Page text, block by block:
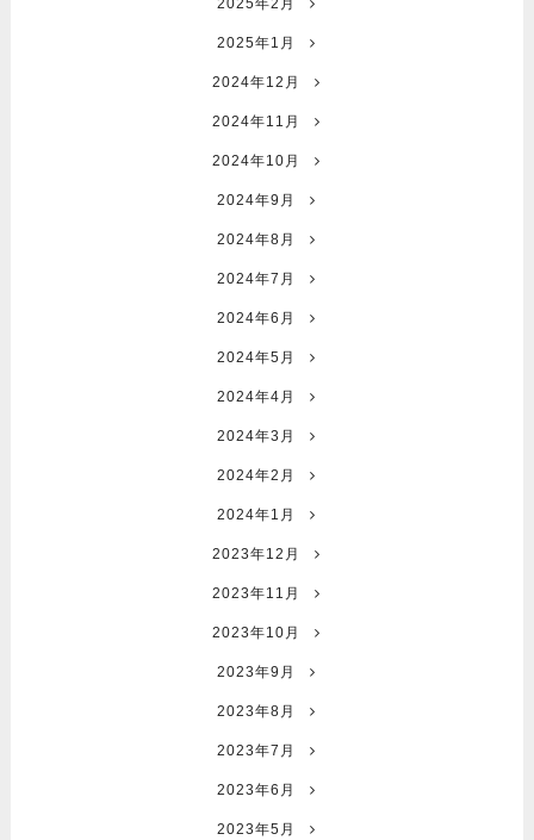
2025年2月
2025年1月
2024年12月
2024年11月
2024年10月
2024年9月
2024年8月
2024年7月
2024年6月
2024年5月
2024年4月
2024年3月
2024年2月
2024年1月
2023年12月
2023年11月
2023年10月
2023年9月
2023年8月
2023年7月
2023年6月
2023年5月